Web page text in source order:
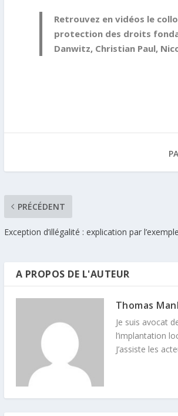
Retrouvez en vidéos le
protection des droits
Danwitz, Christian Paul,
PRÉCÉDENT
Exception d’illégalité : explication par l’exemple
A PROPOS DE L'AUTEUR
Thomas
Je suis avocat
l’implantation
J’assiste les